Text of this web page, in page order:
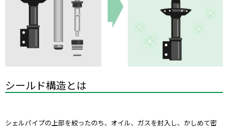
シールド構造とは
シェルパイプの上部を絞ったのち、オイル、ガスを封入し、かしめて密